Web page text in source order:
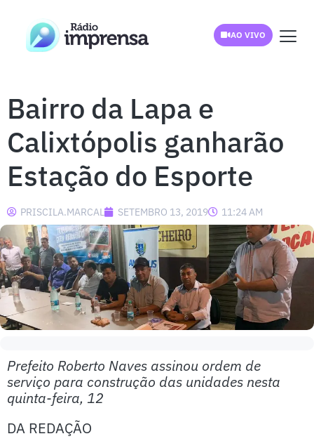
AO VIVO
Bairro da Lapa e
Calixtópolis ganharão
Estação do Esporte
PRISCILA.MARCAL SETEMBRO 13, 2019 11:24 AM
Prefeito Roberto Naves assinou ordem de
serviço para construção das unidades nesta
quinta-feira, 12
DA REDAÇÃO